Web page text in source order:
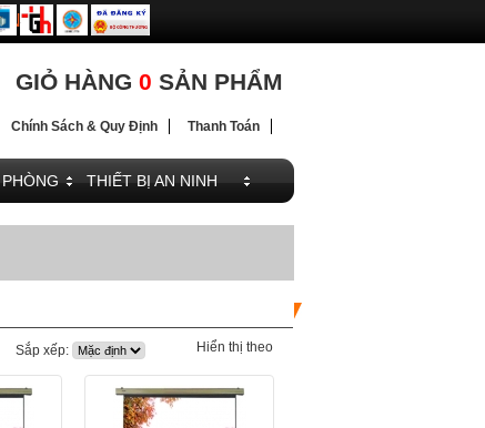
GIỎ HÀNG 0 SẢN PHẨM
Chính Sách & Quy Định Thanh Toán
THIẾT BỊ AN NINH
Sắp xếp: Hiển thị theo